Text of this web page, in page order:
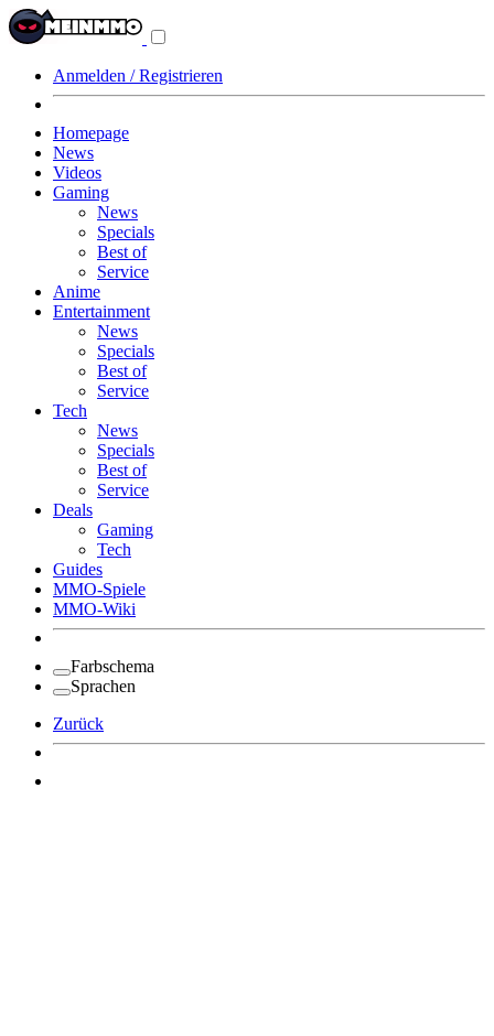
Anmelden / Registrieren
Homepage
News
Videos
Gaming
News
Specials
Best of
Service
Anime
Entertainment
News
Specials
Best of
Service
Tech
News
Specials
Best of
Service
Deals
Gaming
Tech
Guides
MMO-Spiele
MMO-Wiki
Farbschema
Sprachen
Zurück